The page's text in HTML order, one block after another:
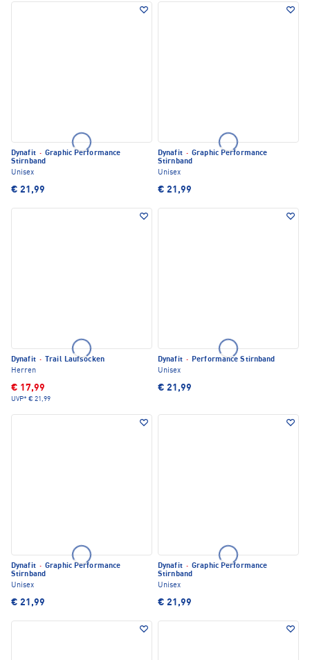
Dynafit · Graphic Performance
Stirnband
Unisex
€ 21,99
Dynafit · Graphic Performance
Stirnband
Unisex
€ 21,99
Dynafit ·
Trail Laufsocken
Herren
€ 17,99
UVP* € 21,99
Dynafit · Performance Stirnband
Unisex
€ 21,99
Dynafit · Graphic Performance
Stirnband
Unisex
€ 21,99
Dynafit · Graphic Performance
Stirnband
Unisex
€ 21,99